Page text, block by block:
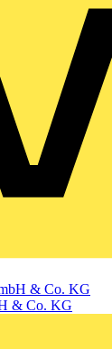
& Co. KG
& Co. KG